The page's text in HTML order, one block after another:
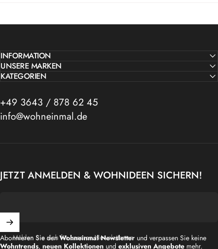
INFORMATION
UNSERE MARKEN
KATEGORIEN
+49 3643 / 878 62 45
info@wohneinmal.de
JETZT ANMELDEN & WOHNIDEEN SICHERN!
Melden Sie sich für unseren Newsletter an
Abonnieren Sie denWohneinmal Newsletter und verpassen Sie keine
Wohntrends, neuen Kollektionen und exklusiven Angebote mehr.